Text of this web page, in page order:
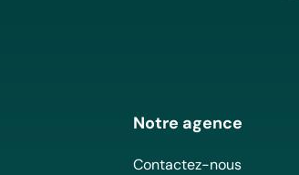
Notre agence
Contactez-nous